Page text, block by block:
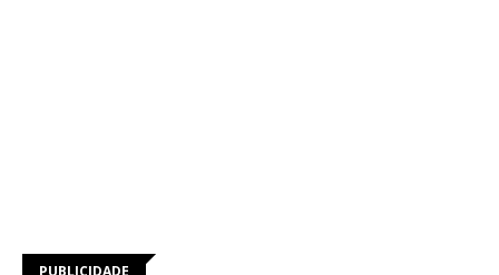
PUBLICIDADE